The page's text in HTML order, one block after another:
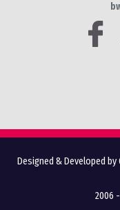
Designed & Developed by
2006